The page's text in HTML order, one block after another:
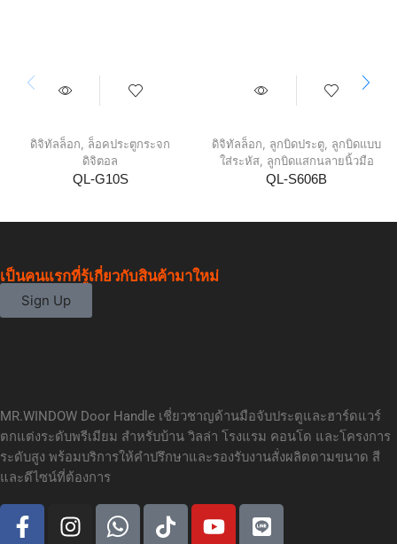
ดิจิทัลล็อก
ล็อคประตูกระจก
ดิจิตอล
QL-G10S
ดิจิทัลล็อก ลูกบิดประตู ลูกบิดแบบ
ใส่ระหัส, ลูกบิดแสกนลายนิ้วมือ
QL-S606B
เป็นคนแรกที่รู้เกี่ยวกับสินค้ามาใหม่
Sign Up
MR.WINDOW Door Handle เชี่ยวชาญด้านมือจับประตูและฮาร์ดแวร์
ตกแต่งระดับพรีเมียม สำหรับบ้าน วิลล่า โรงแรม คอนโด และโครงการ
ระดับสูง พร้อมบริการให้คำปรึกษาและรองรับงานสั่งผลิตตามขนาด สี
และดีไซน์ที่ต้องการ